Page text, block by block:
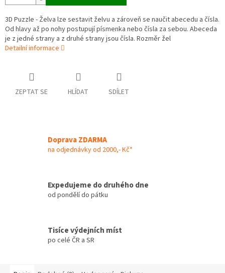
3D Puzzle - Želva lze sestavit želvu a zároveň se naučit abecedu a čísla.
Od hlavy až po nohy postupují písmenka nebo čísla za sebou. Abeceda
je z jedné strany a z druhé strany jsou čísla. Rozměr žel
Detailní informace
ZEPTAT SE HLÍDAT SDÍLET
Doprava ZDARMA
na odjednávky od 2000,- Kč*
Expedujeme do druhého dne
od pondělí do pátku
Tisíce výdejních míst
po celé ČR a SR